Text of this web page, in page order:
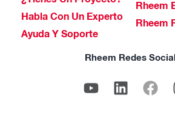
Habla Con Un Experto
Ayuda Y Soporte
Rheem
Rheem
Rheem Redes